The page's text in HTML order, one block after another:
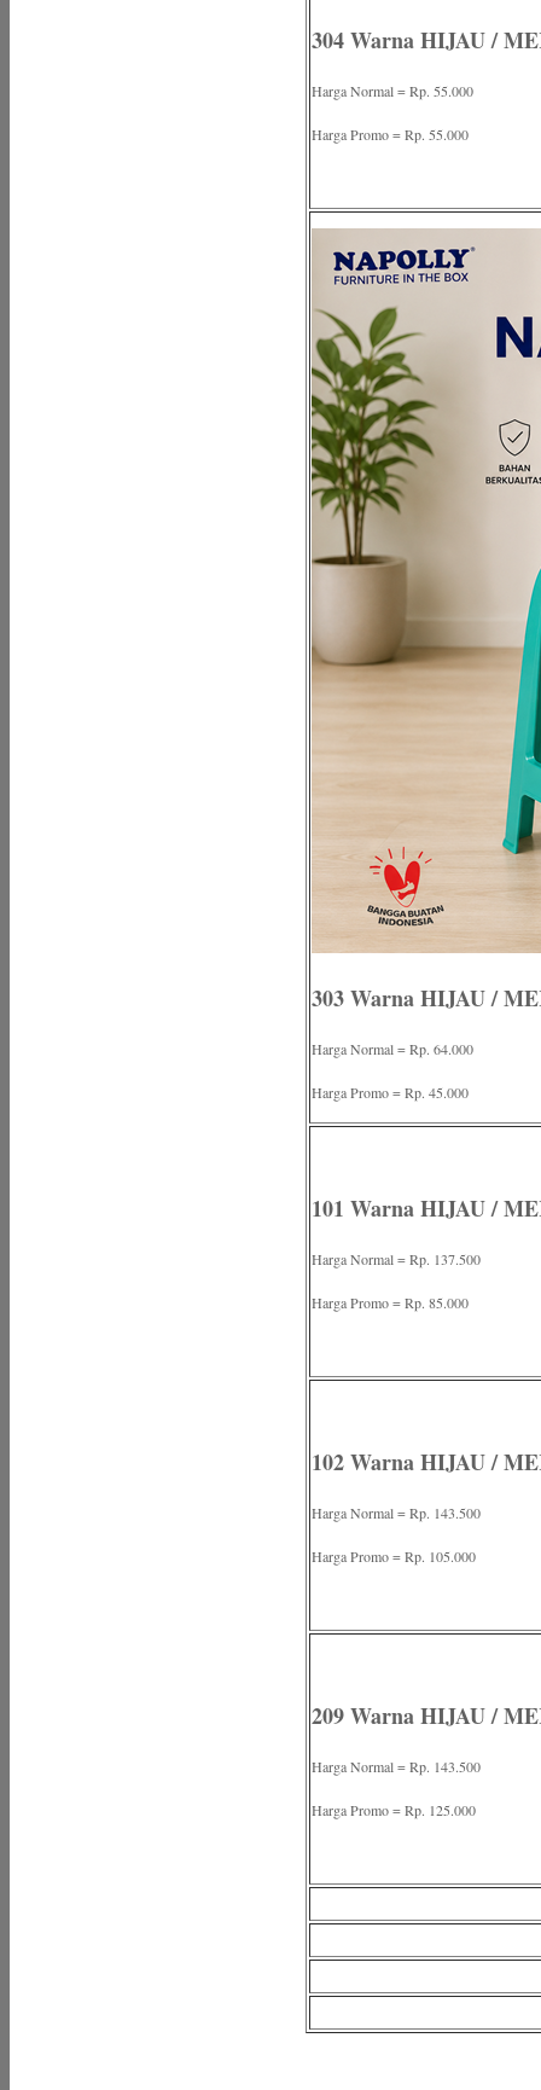
304 Warna HIJAU /
Harga Normal = Rp. 55.000
Harga Promo = Rp. 55.000
303 Warna HIJAU /
Harga Normal = Rp. 64.000
Harga Promo = Rp. 45.000
101 Warna HIJAU /
Harga Normal = Rp. 137.500
Harga Promo = Rp. 85.000
102 Warna HIJAU /
Harga Normal = Rp. 143.500
Harga Promo = Rp. 105.000
209 Warna HIJAU /
Harga Normal = Rp. 143.500
Harga Promo = Rp. 125.000